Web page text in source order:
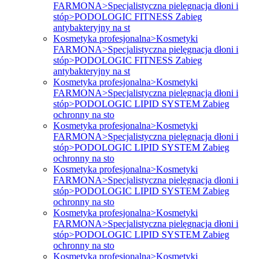
FARMONA>Specjalistyczna pielęgnacja dłoni i
stóp>PODOLOGIC FITNESS Zabieg
antybakteryjny na st
Kosmetyka profesjonalna>Kosmetyki
FARMONA>Specjalistyczna pielęgnacja dłoni i
stóp>PODOLOGIC FITNESS Zabieg
antybakteryjny na st
Kosmetyka profesjonalna>Kosmetyki
FARMONA>Specjalistyczna pielęgnacja dłoni i
stóp>PODOLOGIC LIPID SYSTEM Zabieg
ochronny na sto
Kosmetyka profesjonalna>Kosmetyki
FARMONA>Specjalistyczna pielęgnacja dłoni i
stóp>PODOLOGIC LIPID SYSTEM Zabieg
ochronny na sto
Kosmetyka profesjonalna>Kosmetyki
FARMONA>Specjalistyczna pielęgnacja dłoni i
stóp>PODOLOGIC LIPID SYSTEM Zabieg
ochronny na sto
Kosmetyka profesjonalna>Kosmetyki
FARMONA>Specjalistyczna pielęgnacja dłoni i
stóp>PODOLOGIC LIPID SYSTEM Zabieg
ochronny na sto
Kosmetyka profesjonalna>Kosmetyki